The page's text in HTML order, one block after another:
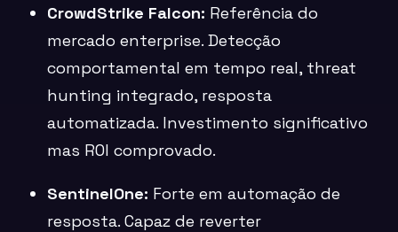
CrowdStrike Falcon: Referência do
mercado enterprise. Detecção
comportamental em tempo real, threat
hunting integrado, resposta
automatizada. Investimento significativo
mas ROI comprovado.
SentinelOne: Forte em automação de
resposta. Capaz de reverter